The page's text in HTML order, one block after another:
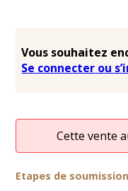
Vous souhaitez
Se connecter ou
Cette vente
Etapes de soumission